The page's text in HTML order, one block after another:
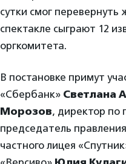
сутки смог перевернуть
спектакле сыграют 12
оргкомитета.
В постановке примут
«Сбербанк» Светлана
Морозов, директор по
председатель
частного лицея